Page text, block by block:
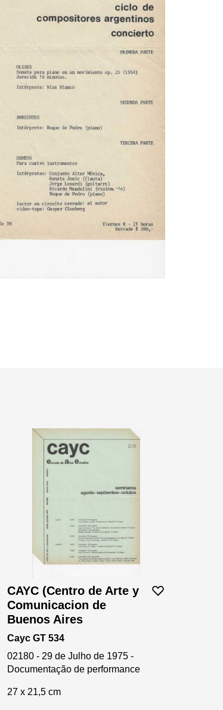
CAYC (Centro de Arte y
Comunicacion de
Buenos Aires
Cayc GT 534
02180 - 29 de Julho de 1975 -
Documentação de performance
27 x 21,5 cm